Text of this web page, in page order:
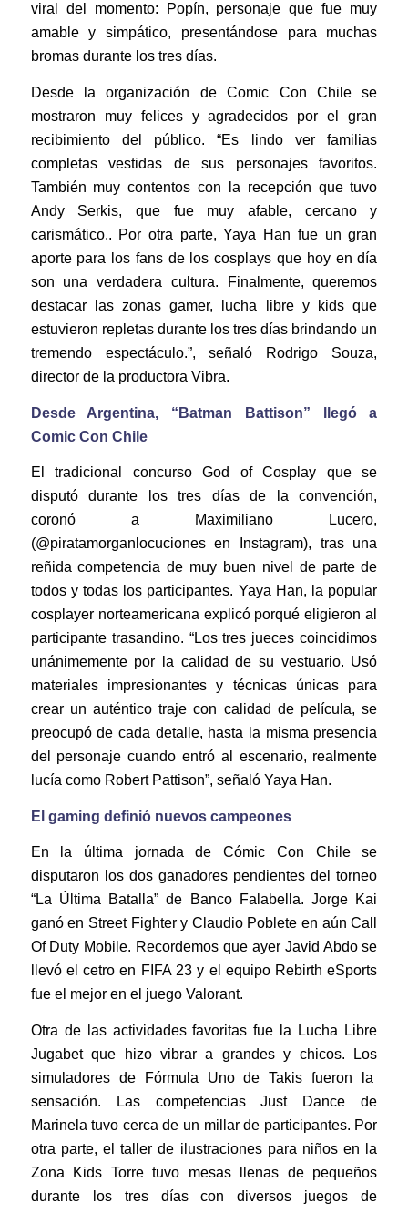
viral del momento: Popín, personaje que fue muy
amable y simpático, presentándose para muchas
bromas durante los tres días.
Desde la organización de Comic Con Chile se
mostraron muy felices y agradecidos por el gran
recibimiento del público. “Es lindo ver familias
completas vestidas de sus personajes favoritos.
También muy contentos con la recepción que tuvo
Andy Serkis, que fue muy afable, cercano y
carismático.. Por otra parte, Yaya Han fue un gran
aporte para los fans de los cosplays que hoy en día
son una verdadera cultura.
Finalmente, queremos
destacar las zonas gamer, lucha libre y kids que
estuvieron repletas durante los tres días brindando un
tremendo espectáculo.”, señaló Rodrigo Souza,
director de la productora Vibra.
Desde Argentina, “Batman Battison” llegó a
Comic Con Chile
El tradicional concurso God of Cosplay que se
disputó durante los tres días de la convención,
coronó a Maximiliano Lucero,
(@piratamorganlocuciones en Instagram), tras una
reñida competencia de muy buen nivel de parte de
todos y todas los participantes. Yaya Han, la popular
cosplayer norteamericana explicó porqué eligieron al
participante trasandino. “Los tres jueces coincidimos
unánimemente por la calidad de su vestuario. Usó
materiales impresionantes y técnicas únicas para
crear un auténtico traje con calidad de película, se
preocupó de cada detalle, hasta la misma presencia
del personaje cuando entró al escenario, realmente
lucía como Robert Pattison”, señaló Yaya Han.
El gaming definió nuevos campeones
En la última jornada de Cómic Con Chile se
disputaron los dos ganadores pendientes del torneo
“La Última Batalla” de Banco Falabella. Jorge Kai
ganó en Street Fighter y Claudio Poblete en aún Call
Of Duty Mobile. Recordemos que ayer Javid Abdo se
llevó el cetro en FIFA 23 y el equipo Rebirth eSports
fue el mejor en el juego Valorant.
Otra de las actividades favoritas fue la Lucha Libre
Jugabet que hizo vibrar a grandes y chicos. Los
simuladores de Fórmula Uno de Takis fueron la
sensación. Las competencias Just Dance de
Marinela tuvo cerca de un millar de participantes. Por
otra parte, el taller de ilustraciones para niños en la
Zona Kids Torre tuvo mesas llenas de pequeños
durante los tres días con diversos juegos de